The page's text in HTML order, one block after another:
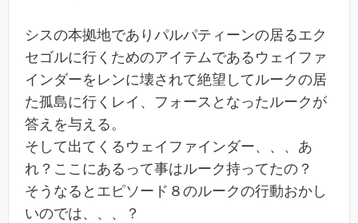
シスの本拠地でありパルパティーンの居るエク
セゴルに行くためのアイテムであるウェイファ
インダーをレンに壊されて絶望してルークの居
た孤島に行くレイ、フォースとなったルークが
答えを与える。
そして出てくるウェイファインダー、、、あ
れ？ここにあるって事はルーク持ってたの？
そうなるとエピソード８のルークの行動おかし
いのでは、、、？